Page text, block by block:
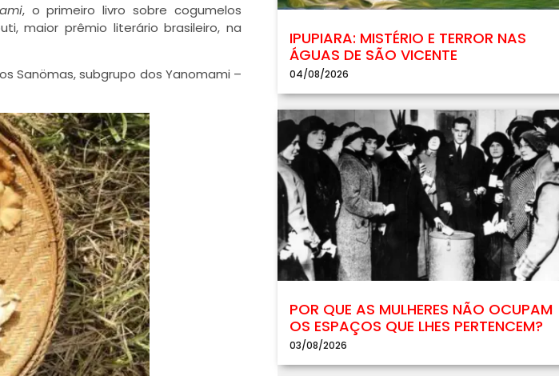
, o primeiro livro sobre cogumelos
maior prêmio literário brasileiro, na
Sanömas, subgrupo dos Yanomami –
IPUPIARA: MISTÉRIO E TERROR NAS
ÁGUAS DE SÃO VICENTE
04/08/2026
POR QUE AS MULHERES NÃO OCUPAM
OS ESPAÇOS QUE LHES PERTENCEM?
03/08/2026